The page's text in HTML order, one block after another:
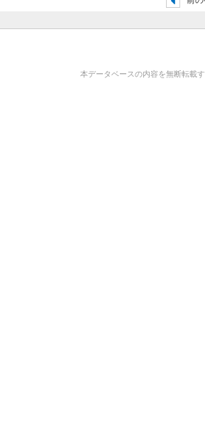
本データベースの内容を無断転載